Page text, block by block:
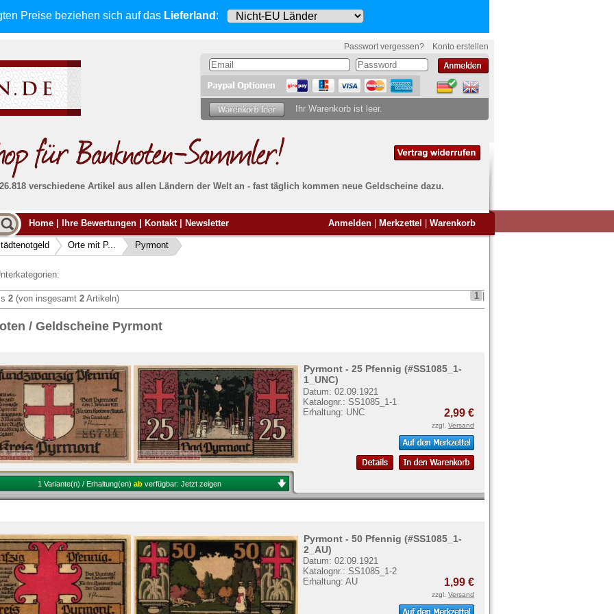
Preise beziehen sich auf das Lieferland :
Passwort vergessen? Konto erstellen
Ihr Warenkorb ist leer.
verschiedene Artikel aus allen Ländern der Welt an - fast täglich kommen neue Geldscheine dazu.
Alle Lieferungen, auch ins Ausland, werden
von uns voll versichert. Sie habenkein Risiko
falls die Sendung verloren geht oder beschädigt
wird.
Absolute Zuverlässigkeit:
Banknoten
Möchten Sie Banknoten
verkaufen?
Siehier.
Home Ihre Bewertungen Kontakt Newsletter Anmelden Merkzettel Warenkorb
Orte mit P... Pyrmont
2 (von insgesamt 2 Artikeln) 1
/ Geldscheine Pyrmont
Pyrmont - 25 Pfennig (#SS1085_1-
1_UNC)
Datum: 02.09.1921
Katalognr.: SS1085_1-1
Erhaltung: UNC
2,99 €
zzgl. Versand
1 Variante(n) / Erhaltung(en) ab verfügbar: Jetzt zeigen
Pyrmont - 50 Pfennig (#SS1085_1-
2_AU)
Datum: 02.09.1921
Katalognr.: SS1085_1-2
Erhaltung: AU
1,99 €
zzgl. Versand